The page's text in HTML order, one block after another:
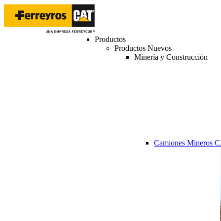
Productos
Productos Nuevos
Minería y Construcción
Camiones Mineros